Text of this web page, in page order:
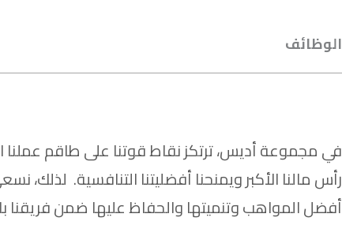
الوظائف
في مجموعة أديس، ترتكز نقاط قوتنا على طاقم
رأس مالنا الأكبر ويمنحنا أفضليتنا التنافسية. لذلك،
أفضل المواهب وتنميتها والحفاظ عليها ضمن فريقنا